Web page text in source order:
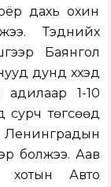
дахь охин
Тэднийх
Баянгол
дунд хүүхэд
адилаар 1-10
сурч төгсөөд
болжээ. Аав
хотын Авто